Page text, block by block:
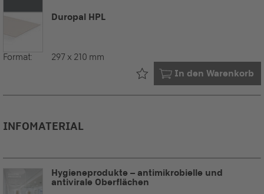
Duropal HPL
Format: 297 x 210 mm
In den Warenkorb
Bereits in Ihrem
INFOMATERIAL
Hygieneprodukte – antimikrobielle und
antivirale Oberflächen